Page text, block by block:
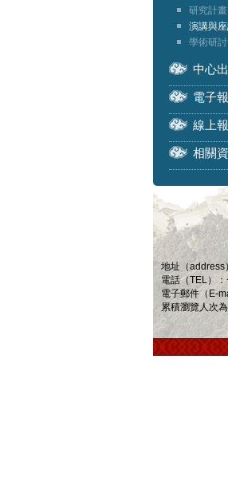
研究計畫
演講與
學術研
中心
電子報
線上
相關
地址（address
電話（TEL）
電子郵件（E-
累積瀏覽人次